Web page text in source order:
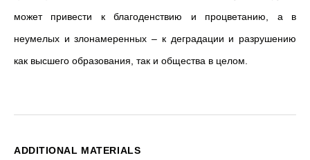
может привести к благоденствию и процветанию, а в
неумелых и злонамеренных – к деградации и разрушению
как высшего образования, так и общества в целом.
ADDITIONAL MATERIALS